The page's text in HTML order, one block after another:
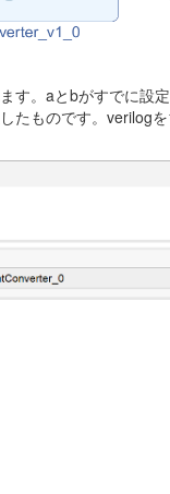
す。aとbがすでに設
たものです。verilog